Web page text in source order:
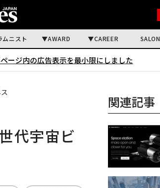
ムニスト AWARD CAREER SALON
ージ内の広告表示を最小限にしました
代宇宙ビ
関連記事